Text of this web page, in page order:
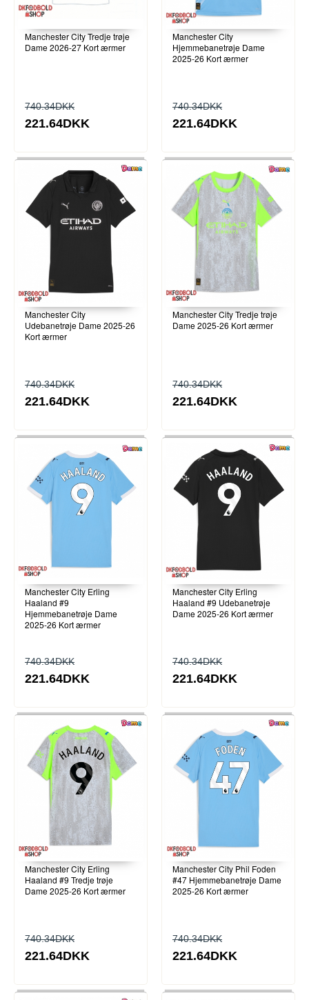
Manchester City Tredje trøje
Dame 2026-27 Kort ærmer
740.34DKK
221.64DKK
Manchester City
Hjemmebanetrøje Dame
2025-26 Kort ærmer
740.34DKK
221.64DKK
Manchester City
Udebanetrøje Dame 2025-26
Kort ærmer
740.34DKK
221.64DKK
Manchester City Tredje trøje
Dame 2025-26 Kort ærmer
740.34DKK
221.64DKK
Manchester City Erling
Haaland #9
Hjemmebanetrøje Dame
2025-26 Kort ærmer
740.34DKK
221.64DKK
Manchester City Erling
Haaland #9 Udebanetrøje
Dame 2025-26 Kort ærmer
740.34DKK
221.64DKK
Manchester City Erling
Haaland #9 Tredje trøje
Dame 2025-26 Kort ærmer
740.34DKK
221.64DKK
Manchester City Phil Foden
#47 Hjemmebanetrøje Dame
2025-26 Kort ærmer
740.34DKK
221.64DKK